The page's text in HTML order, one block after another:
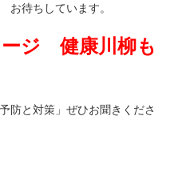
待ちしています。
ジ 健康川柳も
防と対策」ぜひお聞きくださ